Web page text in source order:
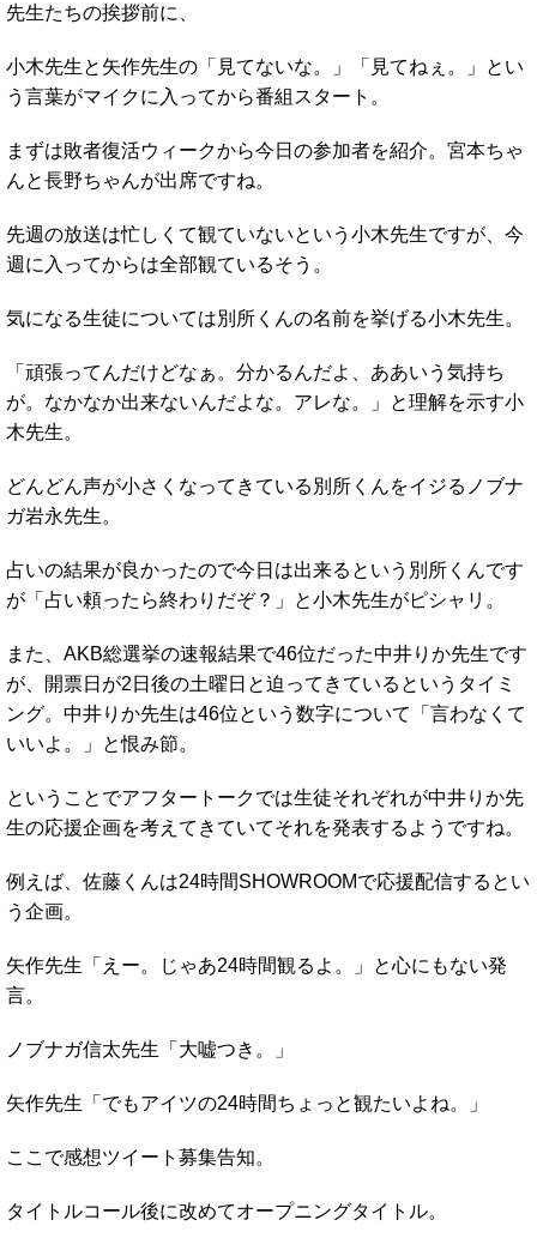
先生たちの挨拶前に、
小木先生と矢作先生の「見てないな。」「見てねぇ。」とい
う言葉がマイクに入ってから番組スタート。
まずは敗者復活ウィークから今日の参加者を紹介。宮本ちゃ
んと長野ちゃんが出席ですね。
先週の放送は忙しくて観ていないという小木先生ですが、今
週に入ってからは全部観ているそう。
気になる生徒については別所くんの名前を挙げる小木先生。
「頑張ってんだけどなぁ。分かるんだよ、ああいう気持ち
が。なかなか出来ないんだよな。アレな。」と理解を示す小
木先生。
どんどん声が小さくなってきている別所くんをイジるノブナ
ガ岩永先生。
占いの結果が良かったので今日は出来るという別所くんです
が「占い頼ったら終わりだぞ？」と小木先生がピシャリ。
また、AKB総選挙の速報結果で46位だった中井りか先生です
が、開票日が2日後の土曜日と迫ってきているというタイミ
ング。中井りか先生は46位という数字について「言わなくて
いいよ。」と恨み節。
ということでアフタートークでは生徒それぞれが中井りか先
生の応援企画を考えてきていてそれを発表するようですね。
例えば、佐藤くんは24時間SHOWROOMで応援配信するとい
う企画。
矢作先生「えー。じゃあ24時間観るよ。」と心にもない発
言。
ノブナガ信太先生「大嘘つき。」
矢作先生「でもアイツの24時間ちょっと観たいよね。」
ここで感想ツイート募集告知。
タイトルコール後に改めてオープニングタイトル。